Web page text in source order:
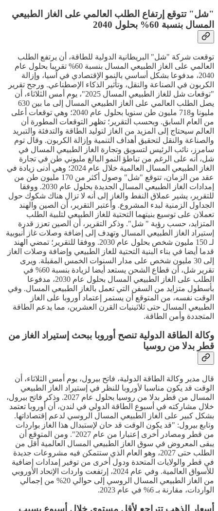
"شل" تتوقع إرتفاع الطلب العالمي على الغاز الطبيعي
المسال بنسبة 60% بحلول 2040
توقعت شركة "شل" البريطانية الدولية للطاقة، أن يرتفع الطلب
العالمي على الغاز الطبيعي المسال بنسبة 60% تقريبا بحلول عام
2040، مدفوعا بشكل أساسي بالنمو الإقتصادي في آسيا، وإزالة
الكربون في الصناعة والنقل، وتأثير الذكاء الإصطناعي. ورجح تقرير
"توقعات شل للغاز الطبيعي المسال 2025"، يوم أمس الثلاثاء، أن
يصل الطلب العالمي على الغاز الطبيعي المسال إلى ما بين 630
مليونا و718 مليون طن سنويا بحلول عام 2040؛ وهي توقعات أعلى
من العام السابق. وبحسب التقرير؛ تظهر التوقعات المطورة أن
العالم سيحتاج إلى المزيد من الغاز لتوليد الطاقة والتدفئة والتبريد
والصناعة والنقل لتحقيق أهداف التنمية وإزالة الكربون. وقال توم
سامرز، نائب الرئيس لتسويق وتجارة الغاز الطبيعي المسال في
شل، أنه على الرغم من تباطؤ النمو البالغ مليوني طن في تجارة
الغاز الطبيعي المسال العالمية خلال عام 2024؛ وهي أدنى زيادة في
عقد من الزمان، تتوقع "شل" وصول أكثر من 170 مليون طن من
إمدادات الغاز الطبيعي المسال الجديدة بحلول عام 2030. ووفقا
للتقرير، يشير عملاق النفط والغاز إلى أنه لا تزال هناك شكوك حول
الجداول الزمنية لبدء المشروع. وأعتبر التقرير، أن الصين والهند
تعملان على توسيع بنيتهما التحتية للغاز الطبيعي لتلبية الطلب
المتزايد، حسب رؤية " شل". وذكر التقرير، أن الصين تعزز قدرة
إستيراد الغاز الطبيعي المسال وتهدف إلى إضافة وصلات غاز أنبوبية
لـ 150 مليون شخص بحلول عام 2030. ووفقا للتقرير؛ تمضي الهند
قدما أيضا في بناء البنية التحتية للغاز الطبيعي وإضافة وصلات الغاز
إلى 30 مليون شخص على مدار السنوات الخمس المقبلة. ويرى
تقرير شل، أن قطاع الشحن يستعد أيضا لزيادة بنسبة 60% في
الطلب على الغاز الطبيعي المسال بحلول عام 2030، مدفوعا
بأسطول متزايد من السفن التي تعمل بالغاز الطبيعي المسال. وفي
الوقت نفسه، من المتوقع أن يستمر إعتماد أوروبا على الغاز
الطبيعي المسال حتى ثلاثينيات القرن العشرين، مما يدعم الطاقة
المتجددة وأمن الطاقة.
وكالة الطاقة الدولية تنصح أوروبا ببحث إستيراد الغاز من
قطر بدلا من روسيا
قال مدير وكالة الطاقة الدولية، فاتح بيرول، يوم أمس الثلاثاء، أن
الوقت قد يكون مناسبا لأوروبا للنظر في إستيراد الغاز الطبيعي
المسال من قطر بدلا من روسيا بحلول عام 2027. وذكر فاتح بيرول،
خلال مشاركته في أسبوع الطاقة الدولي في لندن، أن أوروبا تعتمد
بشكل كبير على الغاز الطبيعي المسال الروسي لدعم إقتصاداتها.
وتابع بيرول: "قد يكون الوقت قد حان لإستبدال هذا الغاز بواردات
من قطر ومصادر أخرى إعتبارا من عام 2027". ومن المتوقع أن
يبقى المعروض في سوق الغاز الطبيعي المسال العالمية أقل من
الطلب حتى 2027، وهو العام الذي ستتمكن فيه مشروعات جديدة
في قطر والولايات المتحدة ودول أخرى من توفير إمدادات إضافية
للأسواق العالمية. وفي عام 2024، إرتفعت واردات الإتحاد الأوروبي
من الغاز الطبيعي المسال الروسي إلى حوالي 20% من إجمالي
الواردات، مقارنة بـ 6% في عام 2023.
أسعار الذهب تتراجع لأقل مستوى خلال أسبوع بسبب